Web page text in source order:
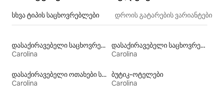
სხვა ტიპის საცხოვრებლები დროის გატარების ვარიანტები
დასაქირავებელი საცხოვრებლები აუზებით
Carolina
დასაქირავებელი საცხოვრებლები საუნით
Carolina
დასაქირავებელი ოთახები სააბაზანოთი
Carolina
ბუტიკ‑ოტელები
Carolina